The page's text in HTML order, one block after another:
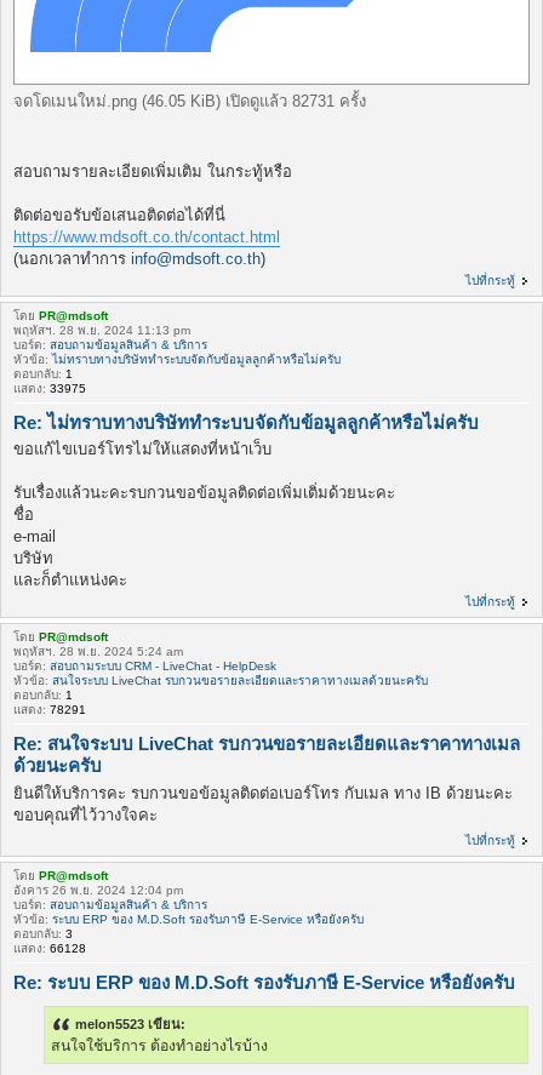
จดโดเมนใหม่.png (46.05 KiB) เปิดดูแล้ว 82731 ครั้ง
สอบถามรายละเอียดเพิ่มเติม ในกระทู้หรือ
ติดต่อขอรับข้อเสนอติดต่อได้ที่นี่
https://www.mdsoft.co.th/contact.html
(นอกเวลาทำการ info@mdsoft.co.th)
ไปที่กระทู้
โดย PR@mdsoft
พฤหัสฯ. 28 พ.ย. 2024 11:13 pm
บอร์ด: สอบถามข้อมูลสินค้า & บริการ
หัวข้อ:ไม่ทราบทางบริษัททำระบบจัดกับข้อมูลลูกค้าหรือไม่ครับ
ตอบกลับ: 1
แสดง: 33975
Re: ไม่ทราบทางบริษัททำระบบจัดกับข้อมูลลูกค้าหรือไม่ครับ
ขอแก้ไขเบอร์โทรไม่ให้แสดงที่หน้าเว็บ
รับเรื่องแล้วนะคะรบกวนขอข้อมูลติดต่อเพิ่มเติ่มด้วยนะคะ
ชื่อ
e-mail
บริษัท
และก็ตำแหน่งคะ
ไปที่กระทู้
โดย PR@mdsoft
พฤหัสฯ. 28 พ.ย. 2024 5:24 am
บอร์ด: สอบถามระบบ CRM - LiveChat - HelpDesk
หัวข้อ: สนใจระบบ LiveChat รบกวนขอรายละเอียดและราคาทางเมลด้วยนะครับ
ตอบกลับ: 1
แสดง: 78291
Re: สนใจระบบ LiveChat รบกวนขอรายละเอียดและราคาทางเมล
ด้วยนะครับ
ยินดีให้บริการคะ รบกวนขอข้อมูลติดต่อเบอร์โทร กับเมล ทาง IB ด้วยนะคะ
ขอบคุณที่ไว้วางใจคะ
ไปที่กระทู้
โดย PR@mdsoft
อังคาร 26 พ.ย. 2024 12:04 pm
บอร์ด: สอบถามข้อมูลสินค้า & บริการ
หัวข้อ: ระบบ ERP ของ M.D.Soft รองรับภาษี E-Service หรือยังครับ
ตอบกลับ: 3
แสดง: 66128
Re: ระบบ ERP ของ M.D.Soft รองรับภาษี E-Service หรือยังครับ
melon5523 เขียน:
สนใจใช้บริการ ต้องทำอย่างไรบ้าง